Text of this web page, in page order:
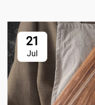
21
Jul